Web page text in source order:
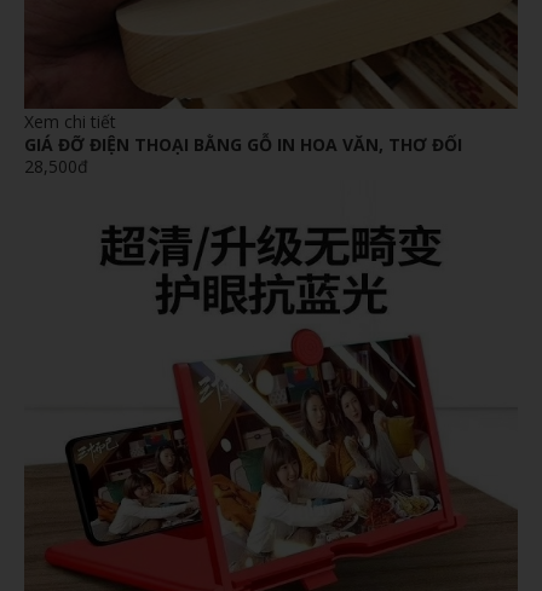
Xem chi tiết
GIÁ ĐỠ ĐIỆN THOẠI BẰNG GỖ IN HOA VĂN, THƠ ĐỐI
28,500đ